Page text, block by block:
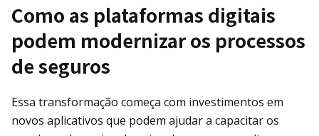
Como as plataformas digitais
podem modernizar os processos
de seguros
Essa transformação começa com investimentos em
novos aplicativos que podem ajudar a capacitar os